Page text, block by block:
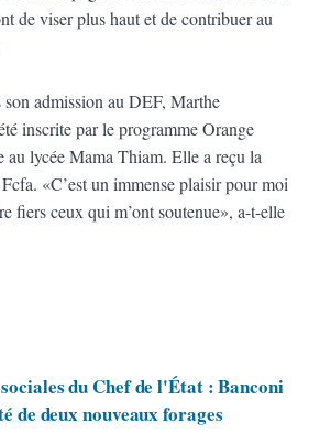
de viser plus haut et de contribuer au
admission au DEF, Marthe
inscrite par le programme Orange
au lycée Mama Thiam. Elle a reçu la
«C’est un immense plaisir pour moi
fiers ceux qui m’ont soutenue», a-t-elle
du Chef de l'État : Banconi
de deux nouveaux forages